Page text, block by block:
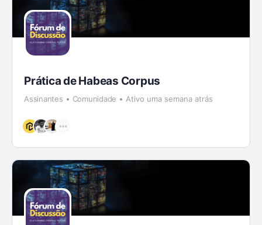
Prática de Habeas Corpus
Assinantes Comunidade Ativo uma semana atrás